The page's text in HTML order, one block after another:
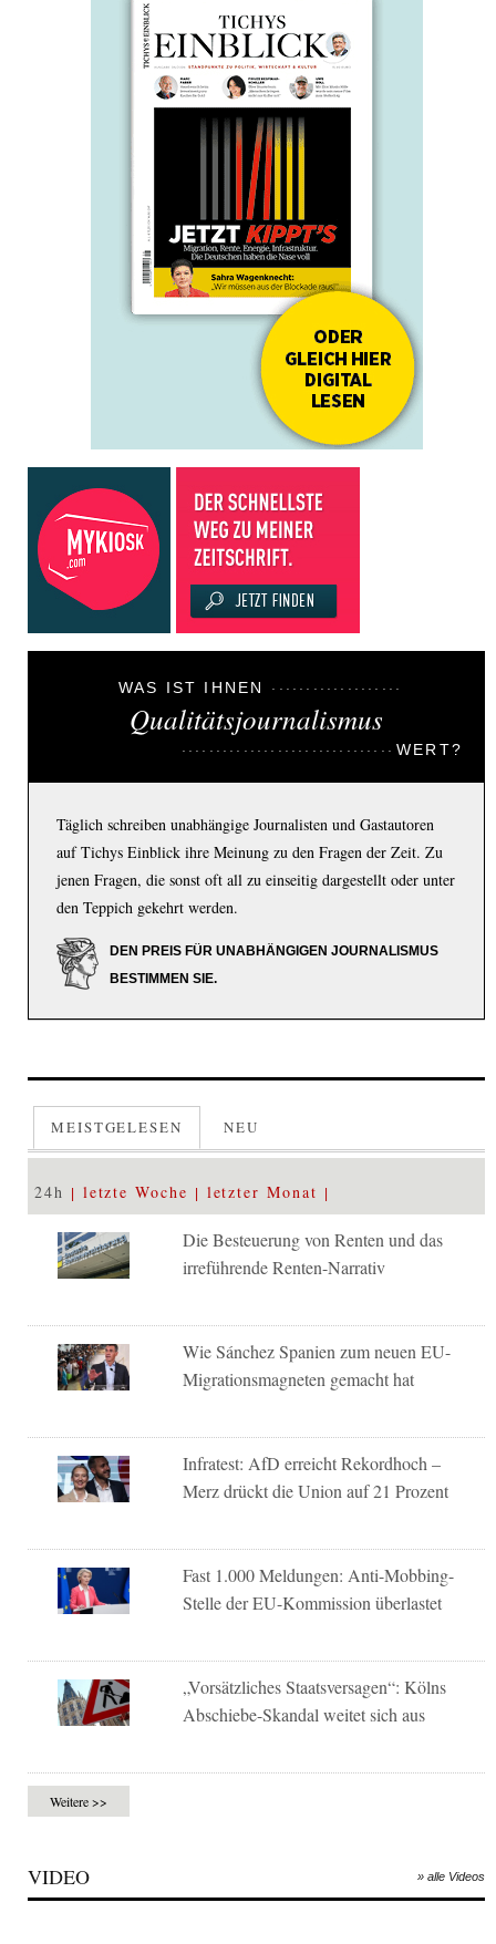
WAS IST IHNEN
Qualitätsjournalismus
WERT?
Täglich schreiben unabhängige Journalisten und Gastautoren
auf Tichys Einblick ihre Meinung zu den Fragen der Zeit. Zu
jenen Fragen, die sonst oft all zu einseitig dargestellt oder unter
den Teppich gekehrt werden.
DEN PREIS FÜR UNABHÄNGIGEN JOURNALISMUS
BESTIMMEN SIE.
MEISTGELESEN NEU
24h letzte Woche letzter Monat
Die Besteuerung von Renten und das
irreführende Renten-Narrativ
Wie Sánchez Spanien zum neuen EU-
Migrationsmagneten gemacht hat
Infratest: AfD erreicht Rekordhoch –
Merz drückt die Union auf 21 Prozent
Fast 1.000 Meldungen: Anti-Mobbing-
Stelle der EU-Kommission überlastet
„Vorsätzliches Staatsversagen“: Kölns
Abschiebe-Skandal weitet sich aus
Weitere >>
VIDEO » alle Videos